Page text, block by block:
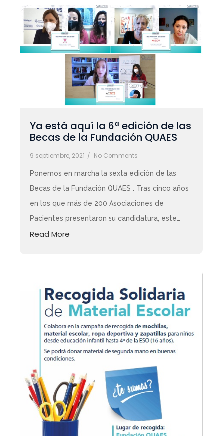
Ya está aquí la 6ª edición de las
Becas de la Fundación QUAES
9 septiembre, 2021 / No Comments
Ponemos en marcha la sexta edición de las
Becas de la Fundación QUAES . Tras cinco años
en los que más de 200 Asociaciones de
Pacientes presentaron su candidatura, este…
Read More